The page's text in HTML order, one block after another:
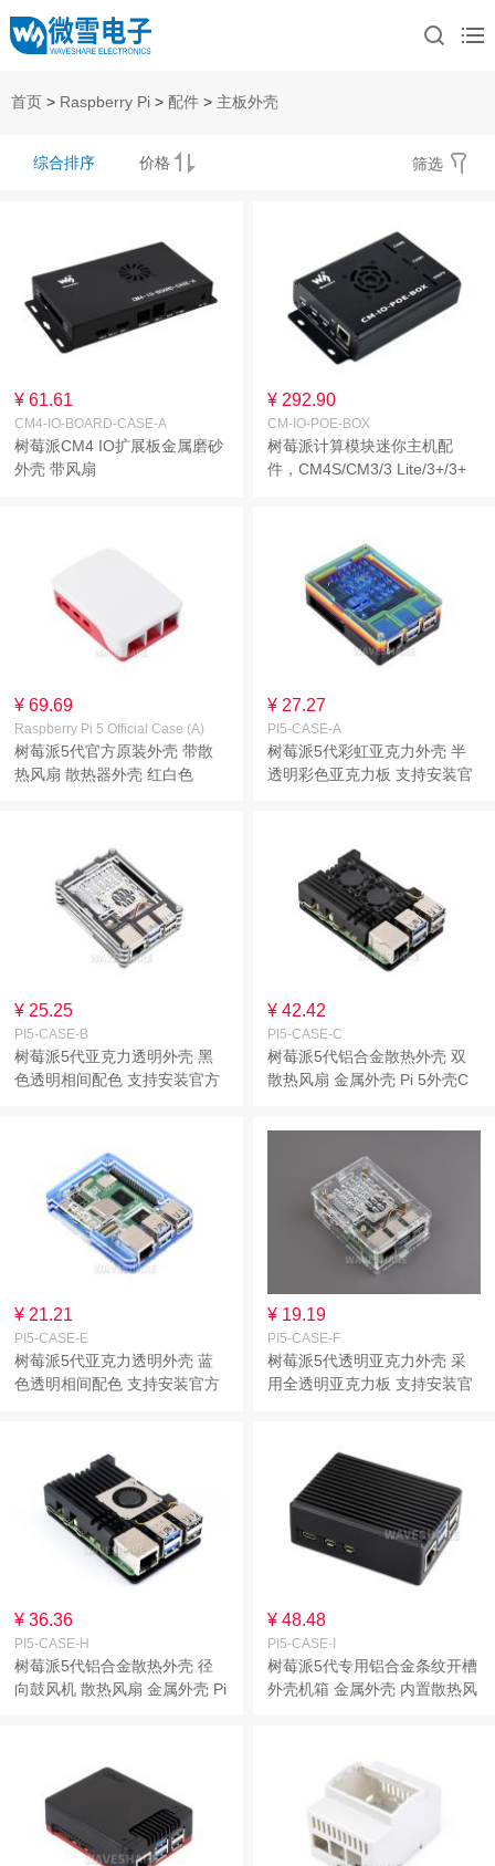
首页 > Raspberry Pi > 配件 > 主板外壳
综合排序 价格 筛选
¥ 61.61
CM4-IO-BOARD-CASE-A
树莓派CM4 IO扩展板金属磨砂
外壳 带风扇
¥ 292.90
CM-IO-POE-BOX
树莓派计算模块迷你主机配
件，CM4S/CM3/3 Lite/3+/3+
¥ 69.69
Raspberry Pi 5 Official Case (A)
树莓派5代官方原装外壳 带散
热风扇 散热器外壳 红白色
¥ 27.27
PI5-CASE-A
树莓派5代彩虹亚克力外壳 半
透明彩色亚克力板 支持安装官
¥ 25.25
PI5-CASE-B
树莓派5代亚克力透明外壳 黑
色透明相间配色 支持安装官方
¥ 42.42
PI5-CASE-C
树莓派5代铝合金散热外壳 双
散热风扇 金属外壳 Pi 5外壳C
¥ 21.21
PI5-CASE-E
树莓派5代亚克力透明外壳 蓝
色透明相间配色 支持安装官方
¥ 19.19
PI5-CASE-F
树莓派5代透明亚克力外壳 采
用全透明亚克力板 支持安装官
¥ 36.36
PI5-CASE-H
树莓派5代铝合金散热外壳 径
向鼓风机 散热风扇 金属外壳 Pi
¥ 48.48
PI5-CASE-I
树莓派5代专用铝合金条纹开槽
外壳机箱 金属外壳 内置散热风